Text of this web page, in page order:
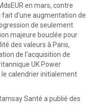
en mars, contre
fait d'une augmentation de
de seulement
majeure bouclée pour
des valeurs à Paris,
de l'acquisition de
UK Power
le calendrier initialement
Santé a publié des